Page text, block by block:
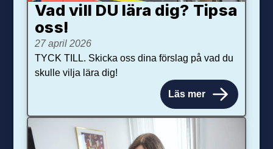
Vad vill DU lära dig? Tipsa
oss!
27 april 2026
TYCK TILL. Skicka oss dina förslag på vad du
skulle vilja lära dig!
Läs mer